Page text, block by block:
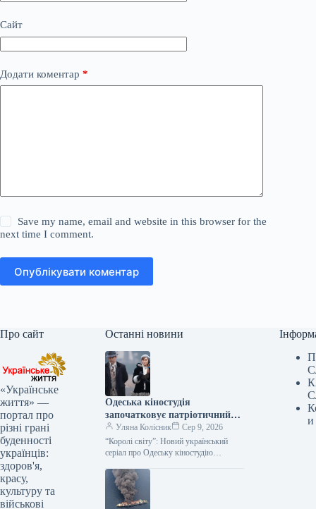
Сайт
Додати коментар *
Save my name, email and website in this browser for the
next time I comment.
Опублікувати коментар
Про сайт
«Українське
життя» —
портал про
різні грані
буденності
українців:
здоров'я,
красу,
культуру та
військові
Останні новини
Одеська кіностудія
започатковує патріотичний
серіал «Королі світу»
Уляна Колісник
Сер 9, 2026
“Королі світу”: Новий український
серіал про Одеську кіностудію
Компанія-виробник успішно пройшла
конкурсний відбір Міністерства
культури України, здобувши…
и